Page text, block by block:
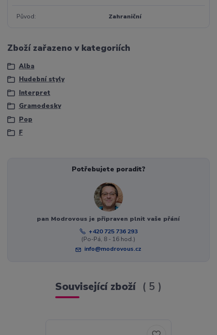
Původ Zahraniční
Zboží zařazeno v kategoriích
Alba
Hudební styly
Interpret
Gramodesky
Pop
F
Potřebujete poradit?
pan Modrovous je připraven plnit vaše přání
+420 725 736 293
(Po-Pá, 8 - 16 hod.)
info@modrovous.cz
Související zboží 5